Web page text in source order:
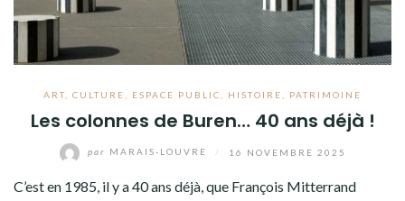
ART CULTURE ESPACE PUBLIC HISTOIRE PATRIMOINE
Les colonnes de Buren… 40 ans déjà !
par MARAIS-LOUVRE 16 NOVEMBRE 2025
C’est en 1985, il y a 40 ans déjà, que François Mitterrand